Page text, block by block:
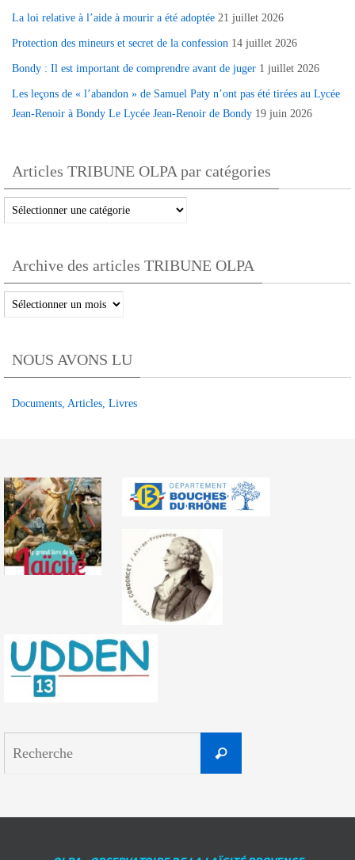
La loi relative à l’aide à mourir a été adoptée 21 juillet 2026
Protection des mineurs et secret de la confession 14 juillet 2026
Bondy : Il est important de comprendre avant de juger 1 juillet 2026
Les leçons de « l’abandon » de Samuel Paty n’ont pas été tirées au Lycée
Jean-Renoir à Bondy Le Lycée Jean-Renoir de Bondy 19 juin 2026
Articles TRIBUNE OLPA par catégories
Articles
TRIBUNE
par
catégories
Archive des articles TRIBUNE OLPA
Archive
des
TRIBUNE
OLPA
NOUS AVONS LU
Documents, Articles, Livres
Recherche